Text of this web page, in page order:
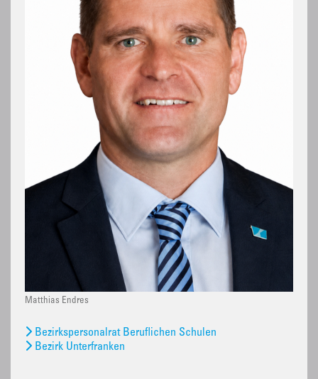
Matthias Endres
Bezirkspersonalrat Beruflichen Schulen
Bezirk Unterfranken